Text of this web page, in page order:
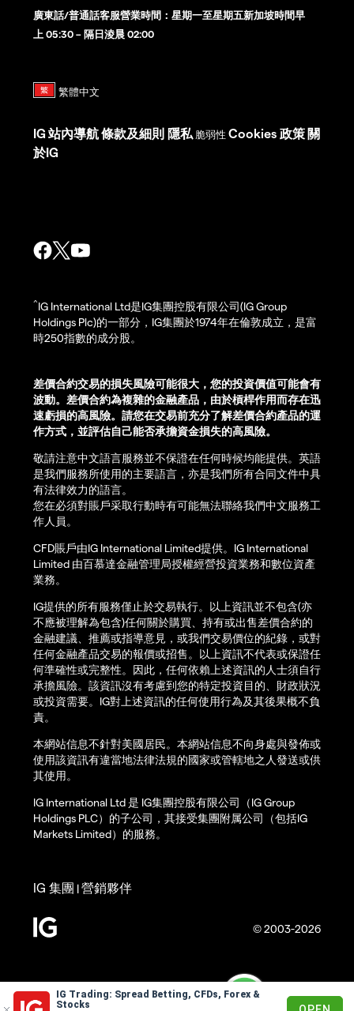
IG Trading: Spread Betting, CFDs, Forex &
Stocks
廣東話/普通話客服營業時間：星期一至星期五新加坡時間早
上 05:30 – 隔日淩晨 02:00
IG 站內導航條款及細則 隱私 脆弱性 Cookies 政策 關
於IG
^IG International Ltd是IG集團控股有限公司(IG Group
Holdings Plc)的一部分，IG集團於1974年在倫敦成立，是富
時250指數的成分股。
差價合約交易的損失風險可能很大，您的投資價值可能會有
波動。差價合約為複雜的金融產品，由於槓桿作用而存在迅
速虧損的高風險。請您在交易前充分了解差價合約產品的運
作方式，並評估自己能否承擔資金損失的高風險。
敬請注意中文語言服務並不保證在任何時候均能提供。英語
是我們服務所使用的主要語言，亦是我們所有合同文件中具
有法律效力的語言。
您在必須對賬戶采取行動時有可能無法聯絡我們中文服務工
作人員。
CFD賬戶由IG International Limited提供。IG International
Limited 由百慕達金融管理局授權經營投資業務和數位資產
業務。
IG提供的所有服務僅止於交易執行。以上資訊並不包含(亦
不應被理解為包含)任何關於購買、持有或出售差價合約的
金融建議、推薦或指導意見，或我們交易價位的紀錄，或對
任何金融產品交易的報價或招售。以上資訊不代表或保證任
何準確性或完整性。因此，任何依賴上述資訊的人士須自行
承擔風險。該資訊沒有考慮到您的特定投資目的、財政狀況
或投資需要。IG對上述資訊的任何使用行為及其後果概不負
責。
本網站信息不針對美國居民。本網站信息不向身處與發佈或
使用該資訊有違當地法律法規的國家或管轄地之人發送或供
其使用。
IG International Ltd 是 IG集團控股有限公司（IG Group
Holdings PLC）的子公司，其接受集團附属公司（包括IG
Markets Limited）的服務。
© 2003-2026
IG 集團 |營銷夥伴